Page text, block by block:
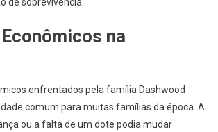
na
enfrentados pela família Dashwood
comum para muitas famílias da época. A
ou a falta de um dote podia mudar